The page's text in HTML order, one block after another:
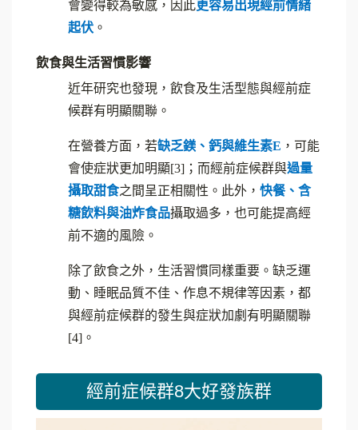
會變得較為敏感，因此更容易出現經前情緒
起伏 。
飲食與生活習慣影響
近年研究也發現，飲食及生活型態與經前症
候群有明顯關聯。
在營養方面，若缺乏鎂、鈣與維生素E ，可能
會使症狀更加明顯[3]；而經前症候群與過量
攝取甜食之間呈正相關性。此外， 快餐、含
糖飲料與油炸食品攝取過多，也可能提高經
前不適的風險。
除了飲食之外，生活習慣同樣重要。缺乏運
動、睡眠品質不佳、作息不規律等因素，都
與經前症候群的發生與症狀加劇有明顯關聯
[4]。
經前症候群8大好發族群